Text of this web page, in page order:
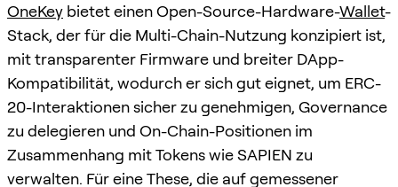
OneKey bietet einen Open-Source-Hardware-Wallet-
Stack, der für die Multi-Chain-Nutzung konzipiert ist,
mit transparenter Firmware und breiter DApp-
Kompatibilität, wodurch er sich gut eignet, um ERC-
20-Interaktionen sicher zu genehmigen, Governance
zu delegieren und On-Chain-Positionen im
Zusammenhang mit Tokens wie SAPIEN zu
verwalten. Für eine These, die auf gemessener